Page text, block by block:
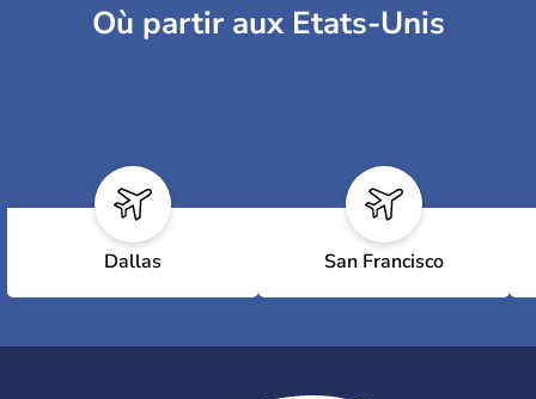
Où partir aux Etats-Unis
Dallas San Francisco